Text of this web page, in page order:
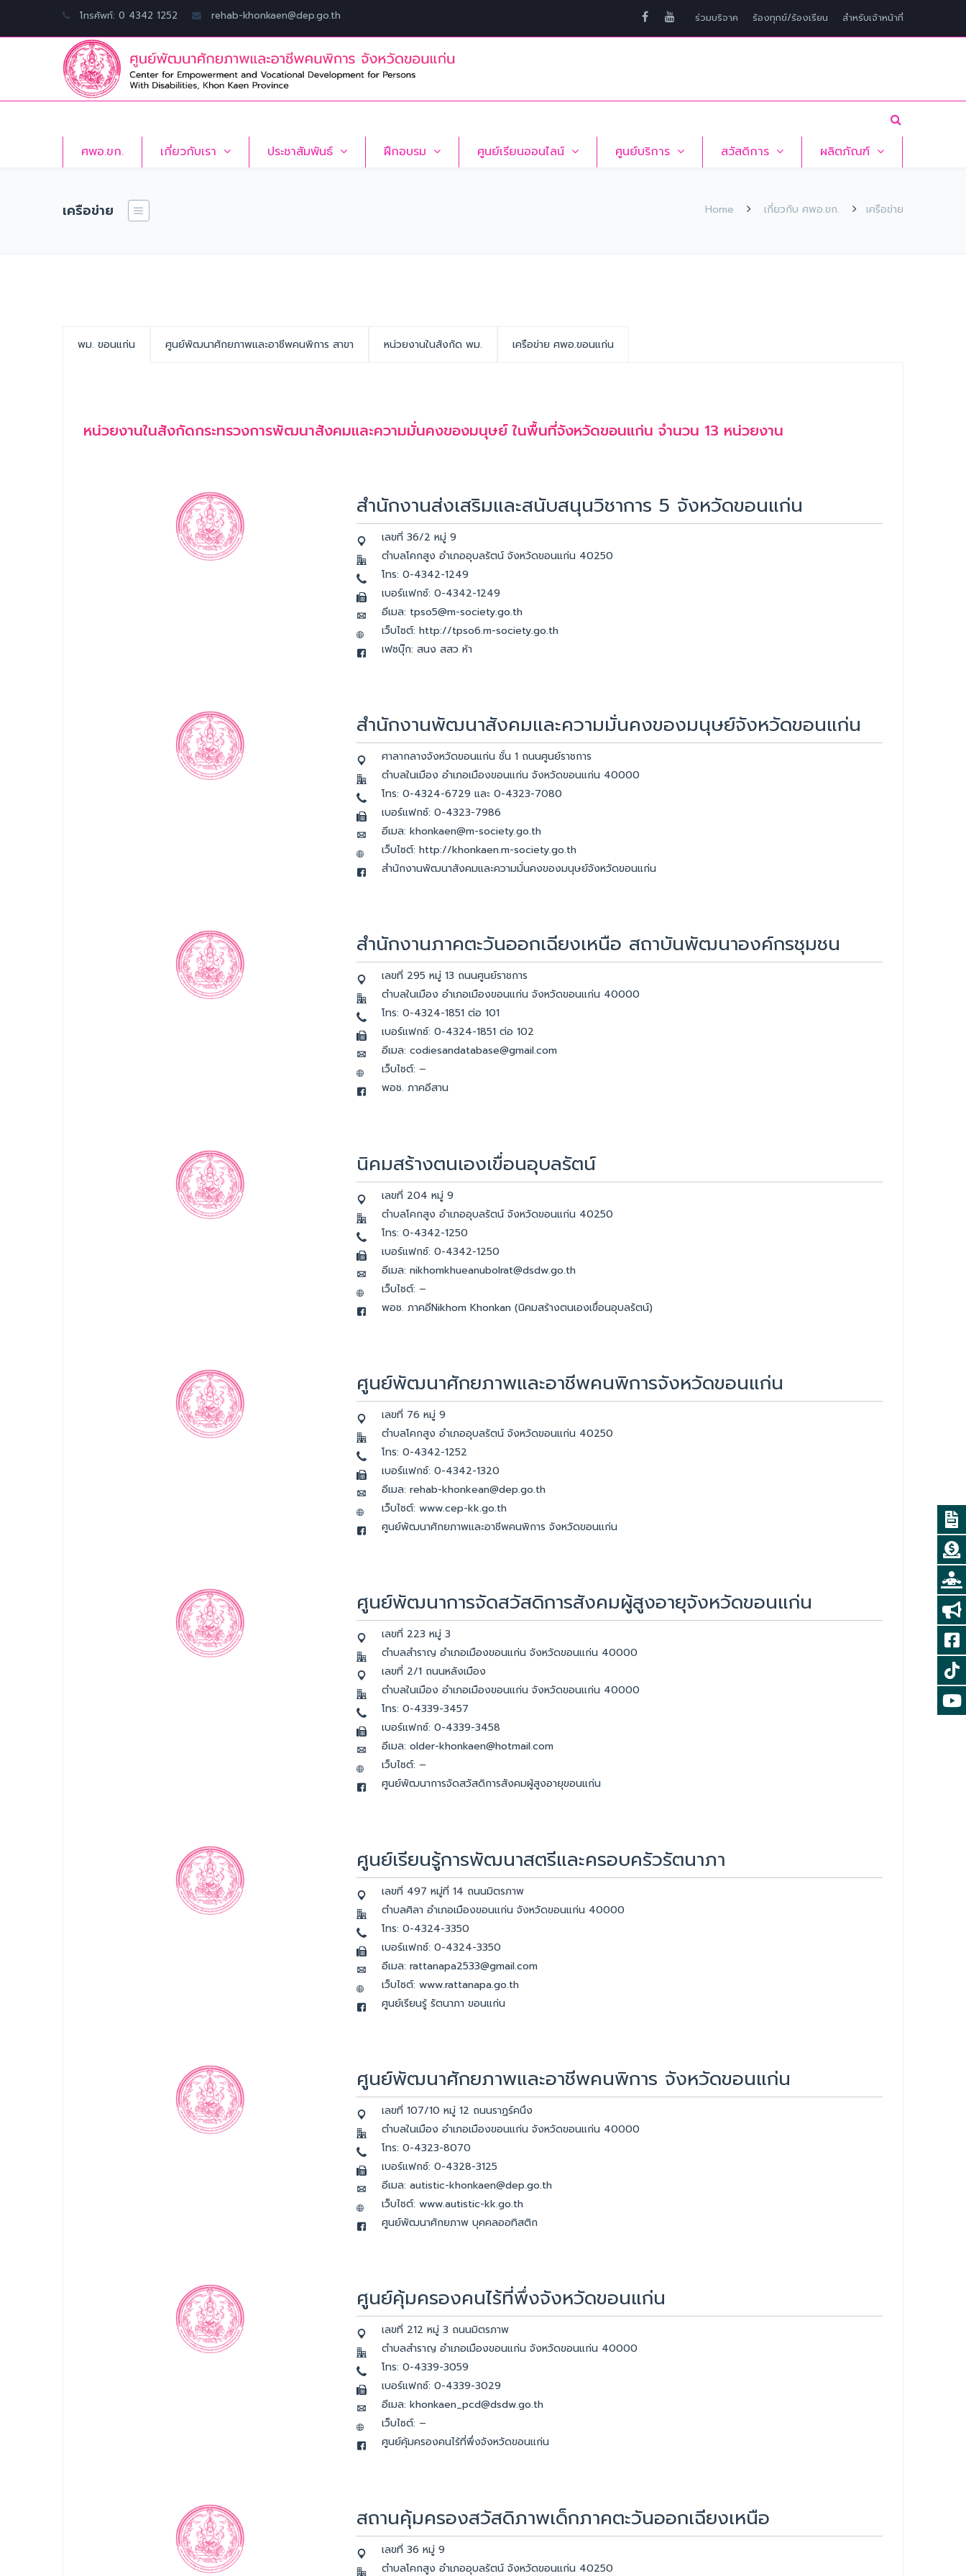
โทรศัพท์: 0 4342 1252 rehab-khonkaen@dep.go.th ร่วมบริจาค ร้องทุกข์/ร้องเรียน สำหรับเจ้าหน้าที่
ศพอ.ขก. เกี่ยวกับเรา ประชาสัมพันธ์ ฝึกอบรม ศูนย์เรียนออนไลน์ ศูนย์บริการ สวัสดิการ ผลิตภัณฑ์
เครือข่าย Home เกี่ยวกับ ศพอ.ขก. เครือข่าย
พม. ขอนแก่น ศูนย์พัฒนาศักยภาพและอาชีพคนพิการ สาขา หน่วยงานในสังกัด พม. เครือข่าย ศพอ.ขอนแก่น
หน่วยงานในสังกัดกระทรวงการพัฒนาสังคมและความมั่นคงของมนุษย์ ในพื้นที่จังหวัดขอนแก่น จำนวน 13 หน่วยงาน
สำนักงานส่งเสริมและสนับสนุนวิชาการ 5 จังหวัดขอนแก่น
เลขที่ 36/2 หมู่ 9
ตำบลโคกสูง อำเภออุบลรัตน์ จังหวัดขอนแก่น 40250
โทร: 0-4342-1249
เบอร์แฟกซ์: 0-4342-1249
อีเมล: tpso5@m-society.go.th
เว็บไซต์: http://tpso6.m-society.go.th
เฟซบุ๊ก: สนง สสว ห้า
สำนักงานพัฒนาสังคมและความมั่นคงของมนุษย์จังหวัดขอนแก่น
ศาลากลางจังหวัดขอนแก่น ชั้น 1 ถนนศูนย์ราชการ
ตำบลในเมือง อำเภอเมืองขอนแก่น จังหวัดขอนแก่น 40000
โทร: 0-4324-6729 และ 0-4323-7080
เบอร์แฟกซ์: 0-4323-7986
อีเมล: khonkaen@m-society.go.th
เว็บไซต์: http://khonkaen.m-society.go.th
สำนักงานพัฒนาสังคมและความมั่นคงของมนุษย์จังหวัดขอนแก่น
สำนักงานภาคตะวันออกเฉียงเหนือ สถาบันพัฒนาองค์กรชุมชน
เลขที่ 295 หมู่ 13 ถนนศูนย์ราชการ
ตำบลในเมือง อำเภอเมืองขอนแก่น จังหวัดขอนแก่น 40000
โทร: 0-4324-1851 ต่อ 101
เบอร์แฟกซ์: 0-4324-1851 ต่อ 102
อีเมล: codiesandatabase@gmail.com
เว็บไซต์: –
พอช. ภาคอีสาน
นิคมสร้างตนเองเขื่อนอุบลรัตน์
เลขที่ 204 หมู่ 9
ตำบลโคกสูง อำเภออุบลรัตน์ จังหวัดขอนแก่น 40250
โทร: 0-4342-1250
เบอร์แฟกซ์: 0-4342-1250
อีเมล: nikhomkhueanubolrat@dsdw.go.th
เว็บไซต์: –
พอช. ภาคอีNikhom Khonkan (นิคมสร้างตนเองเขื่อนอุบลรัตน์)
ศูนย์พัฒนาศักยภาพและอาชีพคนพิการจังหวัดขอนแก่น
เลขที่ 76 หมู่ 9
ตำบลโคกสูง อำเภออุบลรัตน์ จังหวัดขอนแก่น 40250
โทร: 0-4342-1252
เบอร์แฟกซ์: 0-4342-1320
อีเมล: rehab-khonkean@dep.go.th
เว็บไซต์: www.cep-kk.go.th
ศูนย์พัฒนาศักยภาพและอาชีพคนพิการ จังหวัดขอนแก่น
ศูนย์พัฒนาการจัดสวัสดิการสังคมผู้สูงอายุจังหวัดขอนแก่น
เลขที่ 223 หมู่ 3
ตำบลสำราญ อำเภอเมืองขอนแก่น จังหวัดขอนแก่น 40000
เลขที่ 2/1 ถนนหลังเมือง
ตำบลในเมือง อำเภอเมืองขอนแก่น จังหวัดขอนแก่น 40000
โทร: 0-4339-3457
เบอร์แฟกซ์: 0-4339-3458
อีเมล: older-khonkaen@hotmail.com
เว็บไซต์: –
ศูนย์พัฒนาการจัดสวัสดิการสังคมผู้สูงอายุขอนแก่น
ศูนย์เรียนรู้การพัฒนาสตรีและครอบครัวรัตนาภา
เลขที่ 497 หมู่ที่ 14 ถนนมิตรภาพ
ตำบลศิลา อำเภอเมืองขอนแก่น จังหวัดขอนแก่น 40000
โทร: 0-4324-3350
เบอร์แฟกซ์: 0-4324-3350
อีเมล: rattanapa2533@gmail.com
เว็บไซต์: www.rattanapa.go.th
ศูนย์เรียนรู้ รัตนาภา ขอนแก่น
ศูนย์พัฒนาศักยภาพและอาชีพคนพิการ จังหวัดขอนแก่น
เลขที่ 107/10 หมู่ 12 ถนนราฏร์คนึง
ตำบลในเมือง อำเภอเมืองขอนแก่น จังหวัดขอนแก่น 40000
โทร: 0-4323-8070
เบอร์แฟกซ์: 0-4328-3125
อีเมล: autistic-khonkaen@dep.go.th
เว็บไซต์: www.autistic-kk.go.th
ศูนย์พัฒนาศักยภาพ บุคคลออทิสติก
ศูนย์คุ้มครองคนไร้ที่พึ่งจังหวัดขอนแก่น
เลขที่ 212 หมู่ 3 ถนนมิตรภาพ
ตำบลสำราญ อำเภอเมืองขอนแก่น จังหวัดขอนแก่น 40000
โทร: 0-4339-3059
เบอร์แฟกซ์: 0-4339-3029
อีเมล: khonkaen_pcd@dsdw.go.th
เว็บไซต์: –
ศูนย์คุ้มครองคนไร้ที่พึ่งจังหวัดขอนแก่น
สถานคุ้มครองสวัสดิภาพเด็กภาคตะวันออกเฉียงเหนือ
เลขที่ 36 หมู่ 9
ตำบลโคกสูง อำเภออุบลรัตน์ จังหวัดขอนแก่น 40250